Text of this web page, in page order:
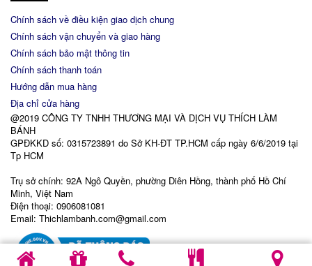
Chính sách về điều kiện giao dịch chung
Chính sách vận chuyển và giao hàng
Chính sách bảo mật thông tin
Chính sách thanh toán
Hướng dẫn mua hàng
Địa chỉ cửa hàng
@2019 CÔNG TY TNHH THƯƠNG MẠI VÀ DỊCH VỤ THÍCH LÀM
BÁNH
GPĐKKD số: 0315723891 do Sở KH-ĐT TP.HCM cấp ngày 6/6/2019 tại
Tp HCM
Trụ sở chính: 92A Ngô Quyền, phường Diên Hồng, thành phố Hồ Chí
Minh, Việt Nam
Điện thoại: 0906081081
Email: Thichlambanh.com@gmail.com